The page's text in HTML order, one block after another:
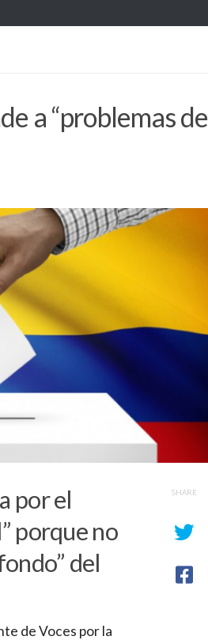
a “problemas de
por el
porque no
del
de Voces por la
SHARE